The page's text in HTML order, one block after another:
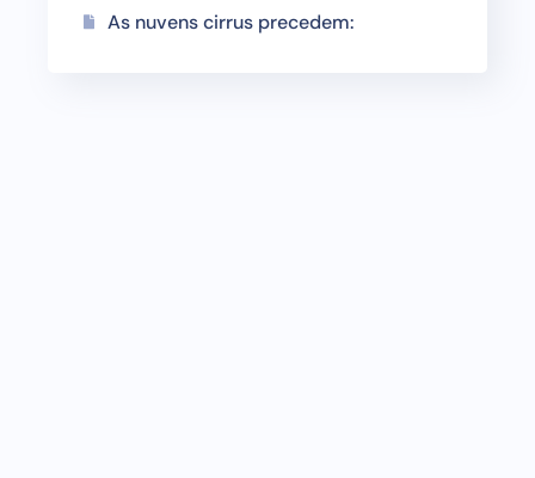
As nuvens cirrus precedem: